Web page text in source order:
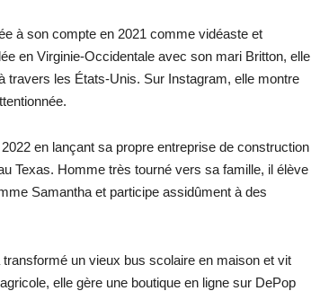
à son compte en 2021 comme vidéaste et
en Virginie-Occidentale avec son mari Britton, elle
les États-Unis. Sur Instagram, elle montre
en lançant sa propre entreprise de construction
Texas. Homme très tourné vers sa famille, il élève
Samantha et participe assidûment à des
un vieux bus scolaire en maison et vit
elle gère une boutique en ligne sur DePop